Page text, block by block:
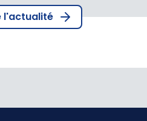
l'actualité